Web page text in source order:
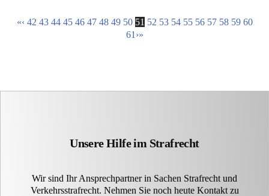
«‹ 42 43 44 45 46 47 48 49 50 51 52 53 54 55 56 57 58 59 60
61 ›»
Unsere Hilfe im Strafrecht
Wir sind Ihr Ansprechpartner in Sachen Strafrecht und
Verkehrsstrafrecht. Nehmen Sie noch heute Kontakt zu